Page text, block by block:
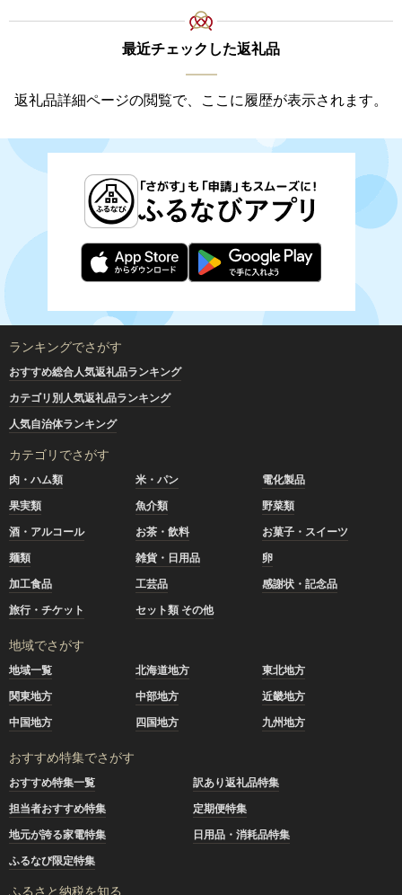
最近チェックした返礼品
返礼品詳細ページの閲覧で、ここに履歴が表示されます。
ランキングでさがす
おすすめ総合人気返礼品ランキング
カテゴリ別人気返礼品ランキング
人気自治体ランキング
カテゴリでさがす
肉・ハム類 米・パン
電化製品
果実類
魚介類
野菜類
酒・アルコール
お茶・飲料
お菓子・スイーツ
麺類
雑貨・日用品
卵
加工食品
工芸品
感謝状・記念品
旅行・チケット
セット類 その他
地域でさがす
地域一覧 北海道地方
東北地方
関東地方
中部地方
近畿地方
中国地方
四国地方 九州地方
おすすめ特集でさがす
おすすめ特集一覧
訳あり返礼品特集
担当者おすすめ特集
定期便特集
地元が誇る家電特集
日用品・消耗品特集
ふるなび限定特集
ふるさと納税を知る